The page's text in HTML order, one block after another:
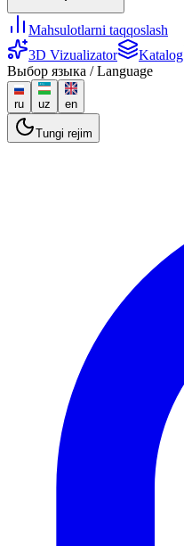
Mahsulotlarni taqqoslash
3D Vizualizator
Katalog
Выбор языка / Language
ru uz en
Tungi rejim